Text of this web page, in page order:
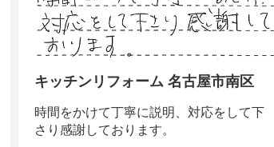
キッチンリフォーム 名古屋市南区
時間をかけて丁寧に説明、対応をして下
さり感謝しております。